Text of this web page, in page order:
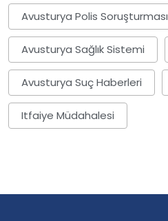
Avusturya Polis Soruşturması
Avusturya Sağlık Sistemi
Avusturya Suç Haberleri
Itfaiye Müdahalesi